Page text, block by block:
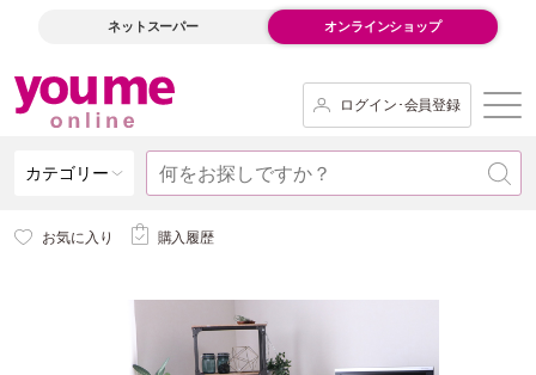
ネットスーパー オンラインショップ
ログイン･会員登録
カテゴリー
お気に入り 購入履歴